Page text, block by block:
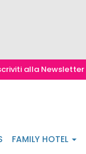
alla Newsletter
FAMILY HOTEL